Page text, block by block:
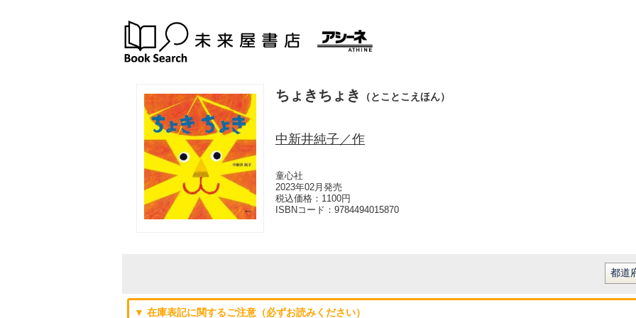
ちょきちょき （とことこえほん）
中新井純子／作
童心社
2023年02月発売
税込価格：1100円
ISBNコード： 9784494015870
▼ 在庫表記に関するご注意（必ずお読みください）